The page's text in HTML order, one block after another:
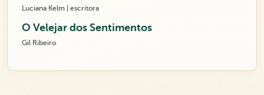
Luciana Kelm | escritora
O Velejar dos Sentimentos
Gil Ribeiro